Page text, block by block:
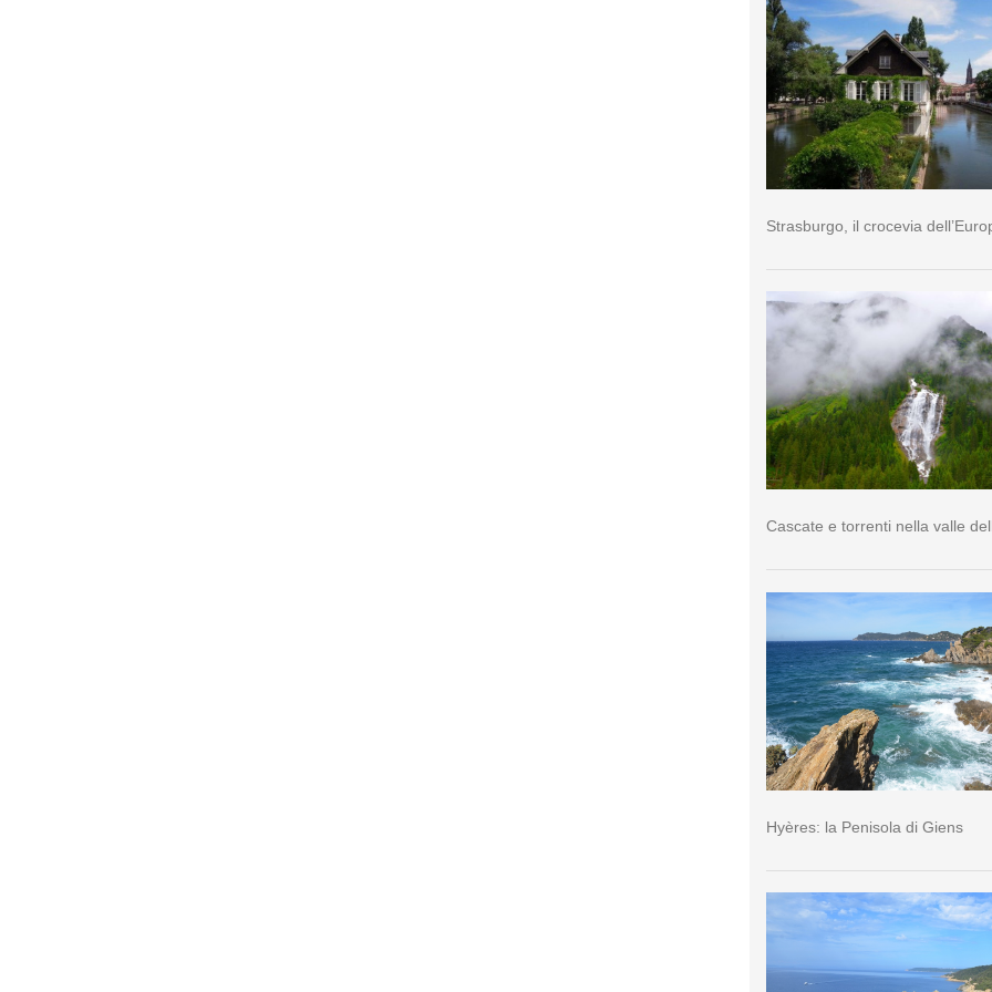
Strasburgo, il crocevia
Cascate e torrenti nella valle
Hyères: la Penisola di Giens